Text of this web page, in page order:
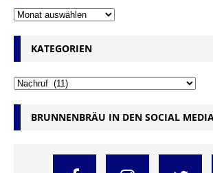
KATEGORIEN
BRUNNENBRÄU IN DEN SOCIAL